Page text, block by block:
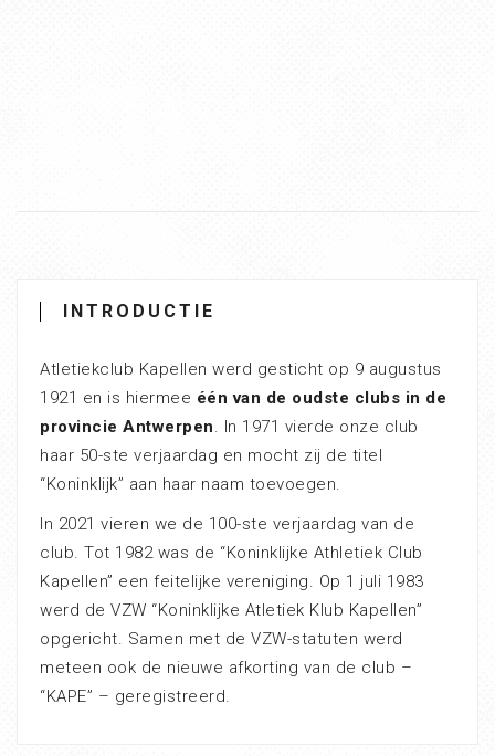
INTRODUCTIE
Atletiekclub Kapellen werd gesticht op 9 augustus
1921 en is hiermee één van de oudste clubs in de
provincie Antwerpen. In 1971 vierde onze club
haar 50-ste verjaardag en mocht zij de titel
“Koninklijk” aan haar naam toevoegen.
In 2021 vieren we de 100-ste verjaardag van de
club. Tot 1982 was de “Koninklijke Athletiek Club
Kapellen” een feitelijke vereniging. Op 1 juli 1983
werd de VZW “Koninklijke Atletiek Klub Kapellen”
opgericht. Samen met de VZW-statuten werd
meteen ook de nieuwe afkorting van de club –
“KAPE” – geregistreerd.